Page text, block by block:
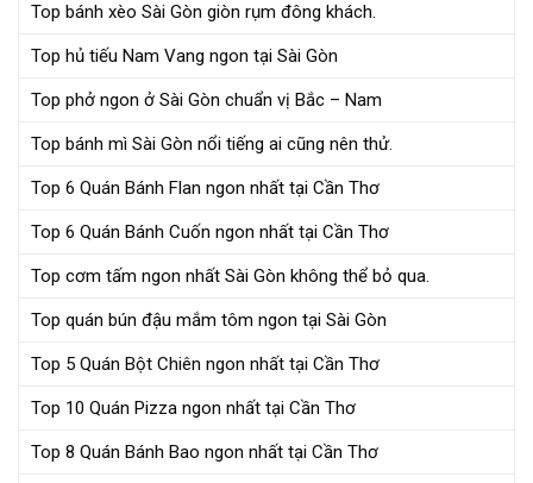
Top bánh xèo Sài Gòn giòn rụm đông khách.
Top hủ tiếu Nam Vang ngon tại Sài Gòn
Top phở ngon ở Sài Gòn chuẩn vị Bắc – Nam
Top bánh mì Sài Gòn nổi tiếng ai cũng nên thử.
Top 6 Quán Bánh Flan ngon nhất tại Cần Thơ
Top 6 Quán Bánh Cuốn ngon nhất tại Cần Thơ
Top cơm tấm ngon nhất Sài Gòn không thể bỏ qua.
Top quán bún đậu mắm tôm ngon tại Sài Gòn
Top 5 Quán Bột Chiên ngon nhất tại Cần Thơ
Top 10 Quán Pizza ngon nhất tại Cần Thơ
Top 8 Quán Bánh Bao ngon nhất tại Cần Thơ